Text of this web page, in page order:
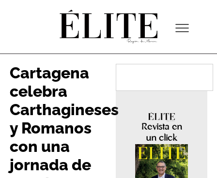
Cartagena
celebra
Carthagineses
y Romanos
con una
jornada de
Revista en
un click